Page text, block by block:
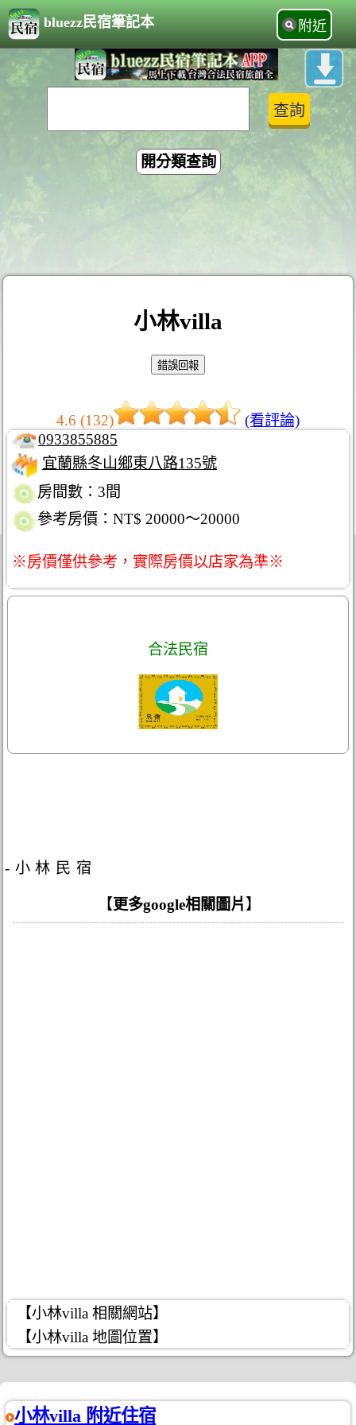
bluezz民宿筆記本 附近
開分類查詢
小林villa
4.6 (132)
(看評論)
0933855885
宜蘭縣冬山鄉東八路135號
房間數：3間
參考房價：NT$ 20000～20000
※房價僅供參考，實際房價以店家為準※
合法民宿
-小林民宿
【更多google相關圖片 】
【小林villa 相關網站】
【小林villa 地圖位置】
小林villa 附近住宿